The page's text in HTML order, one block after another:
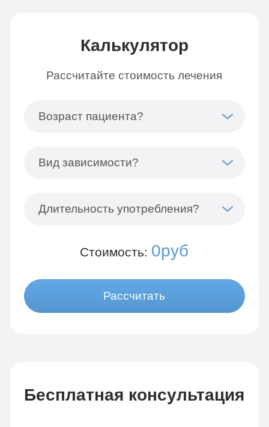
Калькулятор
Рассчитайте стоимость лечения
Возраст пациента?
Вид зависимости?
Длительность употребления?
Стоимость: 0руб
Рассчитать
Бесплатная консультация